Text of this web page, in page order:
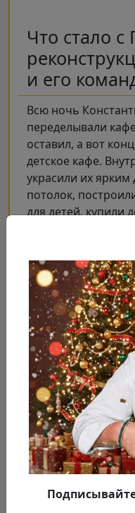
Что стало
и его
Всю ночь
переделывали
оставил, а вот
детское кафе.
украсили их
потолок,
для детей, купили
подарил
взрослых.